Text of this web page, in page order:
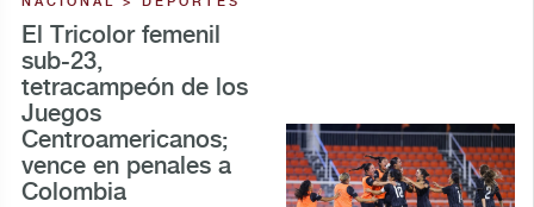
El Tricolor femenil
sub-23,
tetracampeón de los
Juegos
Centroamericanos;
vence en penales a
Colombia